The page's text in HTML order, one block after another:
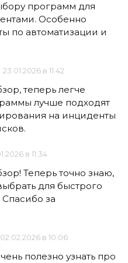
программ для
Особенно
по автоматизации и
23.01.2026 в 11:42
теперь легче
лучше подходят
на инциденты
в 11:34
Теперь точно знаю,
для быстрого
за
02.02.2026 в 10:06
полезно узнать про